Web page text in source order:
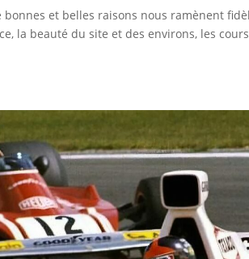
bonnes et belles raisons nous ramènent
la beauté du site et des environs, les